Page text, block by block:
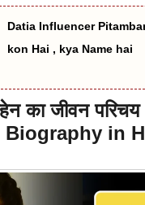
Datia Influencer
kon Hai , kya Name hai
का जीवन
in